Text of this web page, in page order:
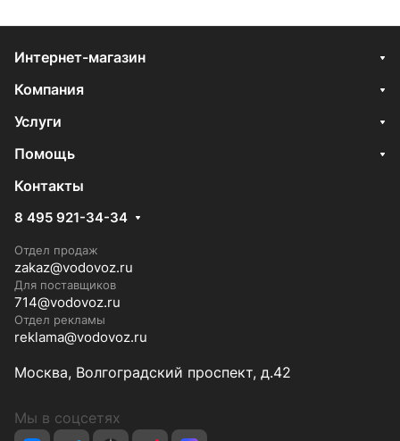
Интернет-магазин
Компания
Услуги
Помощь
Контакты
8 495 921-34-34
Отдел продаж
zakaz@vodovoz.ru
Для поставщиков
714@vodovoz.ru
Отдел рекламы
reklama@vodovoz.ru
Москва, Волгоградский проспект, д.42
Мы в соцсетях